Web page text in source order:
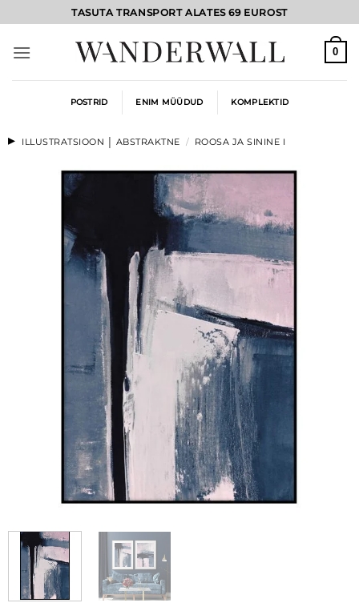
to
content
TASUTA TRANSPORT ALATES 69 EUROST
0
POSTRID ENIM MÜÜDUD KOMPLEKTID
ILLUSTRATSIOON │ ABSTRAKTNE / ROOSA JA SININE I